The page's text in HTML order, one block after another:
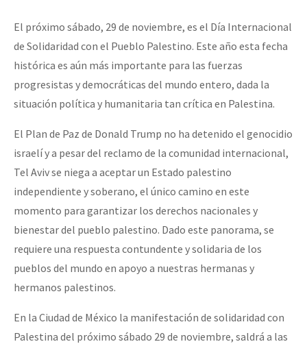
EZLN
La Sexta
AutonomÍa y Resistencia
Megaproyectos
Migración
Presos
Mujeres
Niñxs
ETIQUETAS
MULTIMEDIA
Fotorreportaje
[CDMX – 20 julio] Jornadas globales por la libertad de Jesús
“Sonhando a Terra do Bem Virá” se publica no Estado Espanhol
Se o México sabe, que o mundo saiba! Nossas lutas pela
[25 abr – CDMX] Tokín por el CNI: 30 años de Resistencia y
El próximo sábado, 29 de noviembre, es el Día Internacional
de Solidaridad con el Pueblo Palestino. Este año esta fecha
histórica es aún más importante para las fuerzas
progresistas y democráticas del mundo entero, dada la
situación política y humanitaria tan crítica en Palestina.
El Plan de Paz de Donald Trump no ha detenido el genocidio
israelí y a pesar del reclamo de la comunidad internacional,
Tel Aviv se niega a aceptar un Estado palestino
independiente y soberano, el único camino en este
momento para garantizar los derechos nacionales y
bienestar del pueblo palestino. Dado este panorama, se
requiere una respuesta contundente y solidaria de los
pueblos del mundo en apoyo a nuestras hermanas y
hermanos palestinos.
En la Ciudad de México la manifestación de solidaridad con
Palestina del próximo sábado 29 de noviembre, saldrá a las